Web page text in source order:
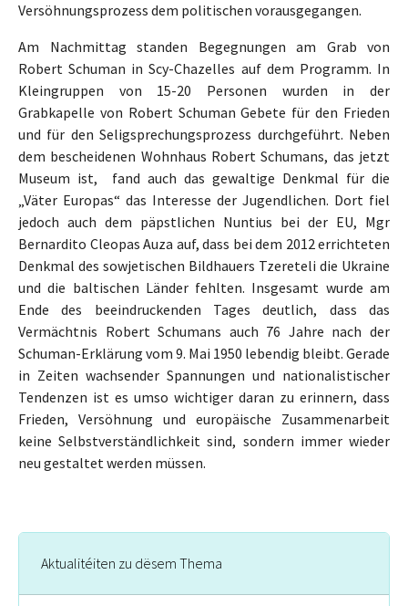
Versöhnungsprozess dem politischen vorausgegangen.
Am Nachmittag standen Begegnungen am Grab von
Robert Schuman in Scy-Chazelles auf dem Programm. In
Kleingruppen von 15-20 Personen wurden in der
Grabkapelle von Robert Schuman Gebete für den Frieden
und für den Seligsprechungsprozess durchgeführt. Neben
dem bescheidenen Wohnhaus Robert Schumans, das jetzt
Museum ist, fand auch das gewaltige Denkmal für die
„Väter Europas“ das Interesse der Jugendlichen. Dort fiel
jedoch auch dem päpstlichen Nuntius bei der EU, Mgr
Bernardito Cleopas Auza auf, dass bei dem 2012 errichteten
Denkmal des sowjetischen Bildhauers Tzereteli die Ukraine
und die baltischen Länder fehlten. Insgesamt wurde am
Ende des beeindruckenden Tages deutlich, dass das
Vermächtnis Robert Schumans auch 76 Jahre nach der
Schuman-Erklärung vom 9. Mai 1950 lebendig bleibt. Gerade
in Zeiten wachsender Spannungen und nationalistischer
Tendenzen ist es umso wichtiger daran zu erinnern, dass
Frieden, Versöhnung und europäische Zusammenarbeit
keine Selbstverständlichkeit sind, sondern immer wieder
neu gestaltet werden müssen.
Aktualitéiten zu dësem Thema